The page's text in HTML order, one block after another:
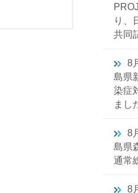
り、
共同
8
島県
染症
まし
8
島県
通常
8